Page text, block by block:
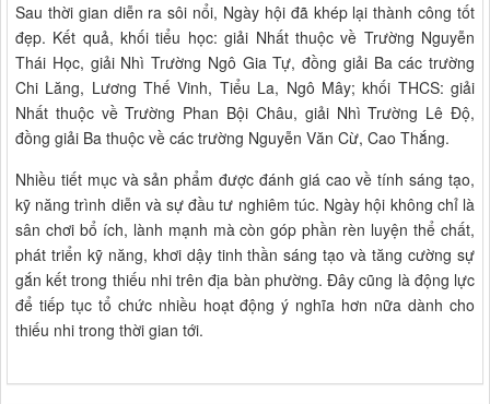
Sau thời gian diễn ra sôi nổi, Ngày hội đã khép lại thành công tốt
đẹp. Kết quả, khối tiểu học: giải Nhất thuộc về Trường Nguyễn
Thái Học, giải Nhì Trường Ngô Gia Tự, đồng giải Ba các trường
Chi Lăng, Lương Thế Vinh, Tiểu La, Ngô Mây; khối THCS: giải
Nhất thuộc về Trường Phan Bội Châu, giải Nhì Trường Lê Độ,
đồng giải Ba thuộc về các trường Nguyễn Văn Cừ, Cao Thắng.
Nhiều tiết mục và sản phẩm được đánh giá cao về tính sáng tạo,
kỹ năng trình diễn và sự đầu tư nghiêm túc. Ngày hội không chỉ là
sân chơi bổ ích, lành mạnh mà còn góp phần rèn luyện thể chất,
phát triển kỹ năng, khơi dậy tinh thần sáng tạo và tăng cường sự
gắn kết trong thiếu nhi trên địa bàn phường. Đây cũng là động lực
để tiếp tục tổ chức nhiều hoạt động ý nghĩa hơn nữa dành cho
thiếu nhi trong thời gian tới.